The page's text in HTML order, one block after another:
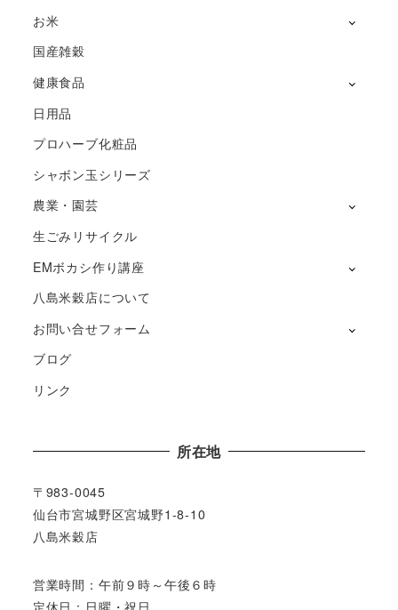
お米
国産雑穀
健康食品
日用品
プロハーブ化粧品
シャボン玉シリーズ
農業・園芸
生ごみリサイクル
EMボカシ作り講座
八島米穀店について
お問い合せフォーム
ブログ
リンク
所在地
〒983-0045
仙台市宮城野区宮城野1-8-10
八島米穀店
営業時間：午前９時～午後６時
定休日：日曜・祝日